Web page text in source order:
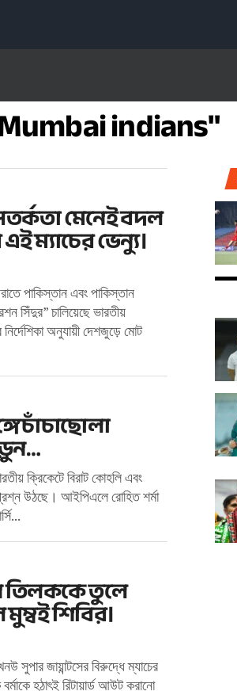
indians"
মেনেই বদল
ম্যাচের ভেন্যু।
পাকিস্তান এবং পাকিস্তান
সিঁদুর” চালিয়েছে ভারতীয়
অনুযায়ী দেশজুড়ে মোট
চাঁচাছোলা
ক্রিকেটে বিরাট কোহলি এবং
উঠছে। আইপিএলে রোহিত শর্মা
তিলককে তুলে
শিবির।
সুপার জায়ান্টসের বিরুদ্ধে ম্যাচের
হঠাৎই রিটায়ার্ড আউট করানো